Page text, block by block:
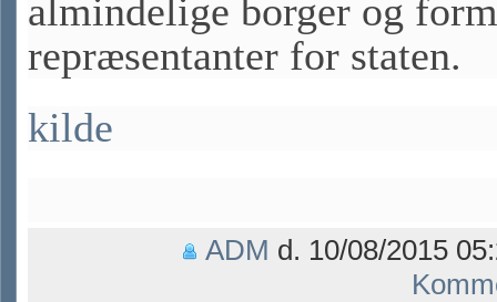
almindelige borger og
repræsentanter for staten.
kilde
ADM d. 10/08/2015